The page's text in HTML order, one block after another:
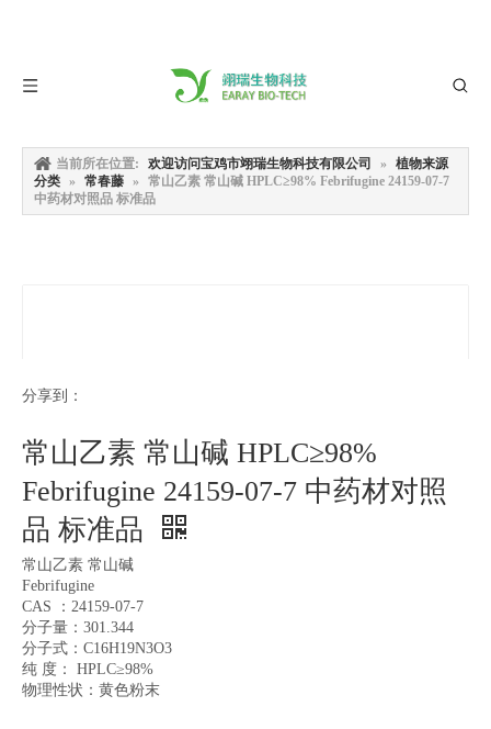
当前所在位置: 欢迎访问宝鸡市翊瑞生物科技有限公司 »
植物来源
分类 » 常春藤 »
常山乙素 常山碱 HPLC≥98% Febrifugine 24159-07-7
中药材对照品 标准品
分享到：
常山乙素 常山碱 HPLC≥98%
Febrifugine 24159-07-7 中药材对照
品 标准品
常山乙素 常山碱
Febrifugine
CAS ：24159-07-7
分子量：301.344
分子式：C16H19N3O3
纯 度： HPLC≥98%
物理性状：黄色粉末